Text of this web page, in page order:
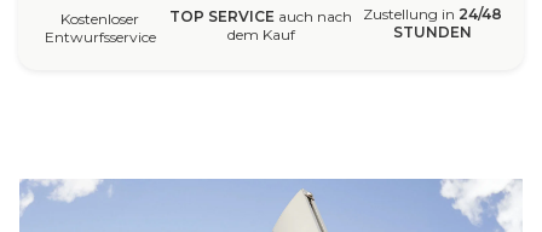
Kostenloser
Entwurfsservice
TOP SERVICE auch nach
dem Kauf
Zustellung in 24/48
STUNDEN